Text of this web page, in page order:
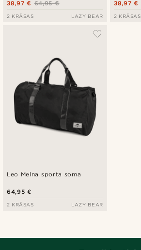
64,95 €
38,97 €
2 KRĀSAS LAZY BEAR
38,97 €
2 KRĀSAS
Leo Melna sporta soma
64,95 €
2 KRĀSAS LAZY BEAR